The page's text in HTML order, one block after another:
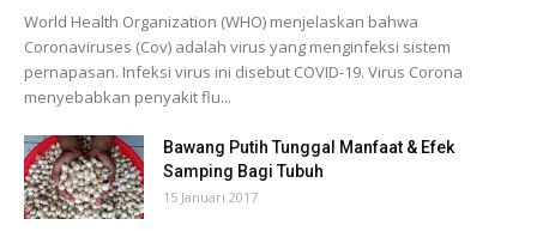
World Health Organization (WHO) menjelaskan bahwa
Coronaviruses (Cov) adalah virus yang menginfeksi sistem
pernapasan. Infeksi virus ini disebut COVID-19. Virus Corona
menyebabkan penyakit flu...
Bawang Putih Tunggal Manfaat & Efek
Samping Bagi Tubuh
15 Januari 2017